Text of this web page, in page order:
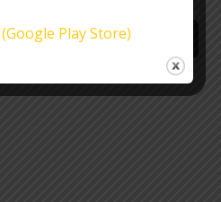
Play Store)